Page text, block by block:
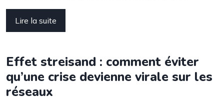
Lire la suite
Effet streisand : comment éviter
qu’une crise devienne virale sur les
réseaux